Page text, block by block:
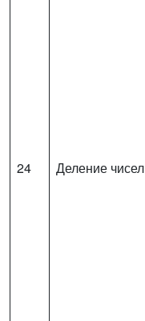
24 Деление чисел